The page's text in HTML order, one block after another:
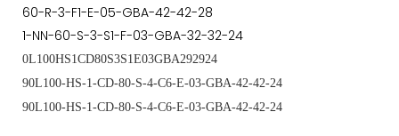
60-R-3-F1-E-05-GBA-42-42-28
1-NN-60-S-3-S1-F-03-GBA-32-32-24
0L100HS1CD80S3S1E03GBA292924
90L100-HS-1-CD-80-S-4-C6-E-03-GBA-42-42-24
90L100-HS-1-CD-80-S-4-C6-E-03-GBA-42-42-24